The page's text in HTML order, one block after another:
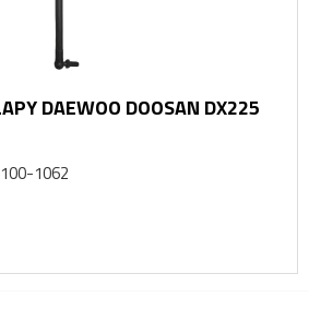
DAEWOO DOOSAN DX225
1062